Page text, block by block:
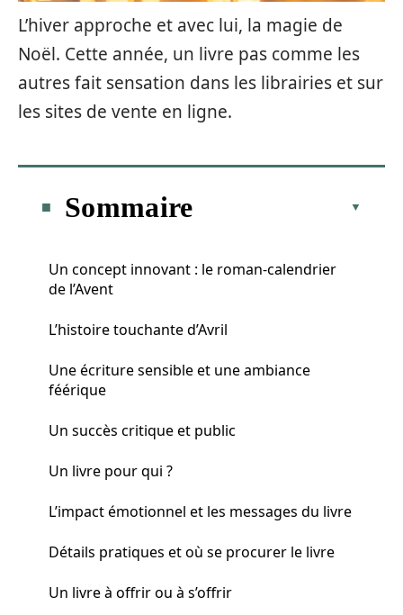
L’hiver approche et avec lui, la magie de
Noël. Cette année, un livre pas comme les
autres fait sensation dans les librairies et sur
les sites de vente en ligne.
Sommaire
Un concept innovant : le roman-calendrier
de l’Avent
L’histoire touchante d’Avril
Une écriture sensible et une ambiance
féérique
Un succès critique et public
Un livre pour qui ?
L’impact émotionnel et les messages du livre
Détails pratiques et où se procurer le livre
Un livre à offrir ou à s’offrir